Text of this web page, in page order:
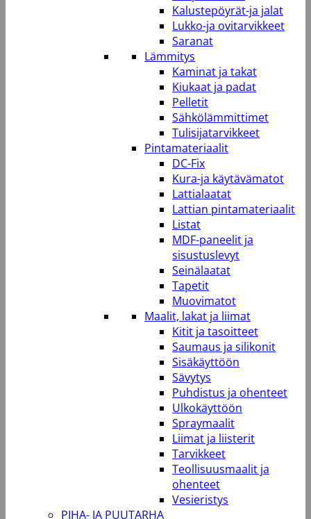
Kalustepöyrät-ja jalat
Lukko-ja ovitarvikkeet
Saranat
Lämmitys
Kaminat ja takat
Kiukaat ja padat
Pelletit
Sähkölämmittimet
Tulisijatarvikkeet
Pintamateriaalit
DC-Fix
Kura-ja käytävämatot
Lattialaatat
Lattian pintamateriaalit
Listat
MDF-paneelit ja
sisustuslevyt
Seinälaatat
Tapetit
Muovimatot
Maalit, lakat ja liimat
Kitit ja tasoitteet
Saumaus ja silikonit
Sisäkäyttöön
Sävytys
Puhdistus ja ohenteet
Ulkokäyttöön
Spraymaalit
Liimat ja liisterit
Tarvikkeet
Teollisuusmaalit ja
ohenteet
Vesieristys
PIHA- JA PUUTARHA